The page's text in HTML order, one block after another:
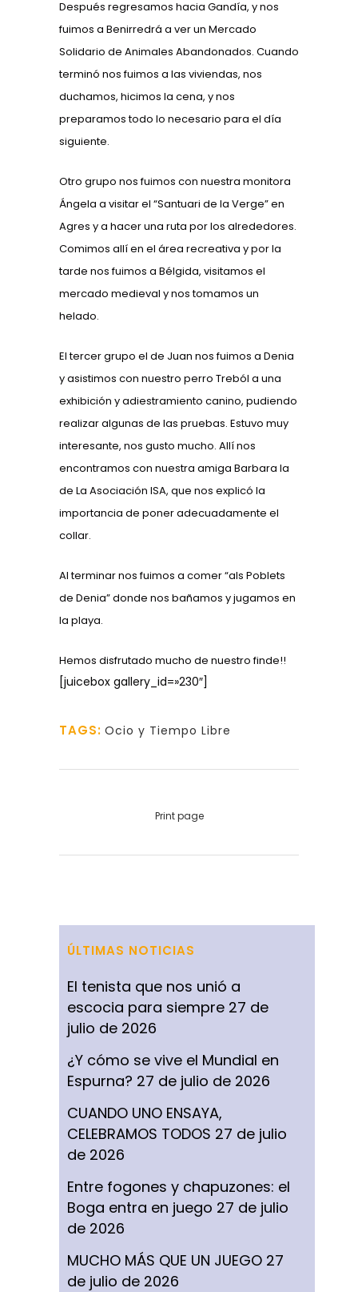
Después regresamos hacia Gandía, y nos
fuimos a Benirredrá a ver un Mercado
Solidario de Animales Abandonados. Cuando
terminó nos fuimos a las viviendas, nos
duchamos, hicimos la cena, y nos
preparamos todo lo necesario para el día
siguiente.
Otro grupo nos fuimos con nuestra monitora
Ángela a visitar el “Santuari de la Verge” en
Agres y a hacer una ruta por los alrededores.
Comimos allí en el área recreativa y por la
tarde nos fuimos a Bélgida, visitamos el
mercado medieval y nos tomamos un
helado.
El tercer grupo el de Juan nos fuimos a Denia
y asistimos con nuestro perro Treból a una
exhibición y adiestramiento canino, pudiendo
realizar algunas de las pruebas. Estuvo muy
interesante, nos gusto mucho. Allí nos
encontramos con nuestra amiga Barbara la
de La Asociación ISA, que nos explicó la
importancia de poner adecuadamente el
collar.
Al terminar nos fuimos a comer “als Poblets
de Denia” donde nos bañamos y jugamos en
la playa.
Hemos disfrutado mucho de nuestro finde!!
[juicebox gallery_id=»230″]
TAGS: Ocio y Tiempo Libre
Print page
ÚLTIMAS NOTICIAS
El tenista que nos unió a
escocia para siempre 27 de
julio de 2026
¿Y cómo se vive el Mundial en
Espurna? 27 de julio de 2026
CUANDO UNO ENSAYA,
CELEBRAMOS TODOS 27 de julio
de 2026
Entre fogones y chapuzones: el
Boga entra en juego 27 de julio
de 2026
MUCHO MÁS QUE UN JUEGO 27
de julio de 2026